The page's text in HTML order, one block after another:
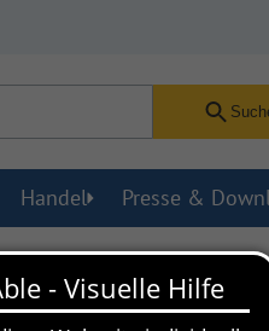
Handel Presse &